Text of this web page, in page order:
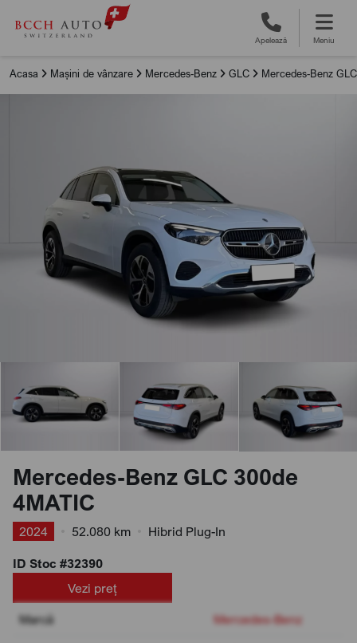
Apelează Meniu
Acasa Mașini de vânzare Mercedes-Benz GLC Mercedes-Benz
Mercedes-Benz GLC 300de
4MATIC
2024 52.080 km
Hibrid Plug-In
ID Stoc #32390
Vezi preț
Marcă
Mercedes-Benz